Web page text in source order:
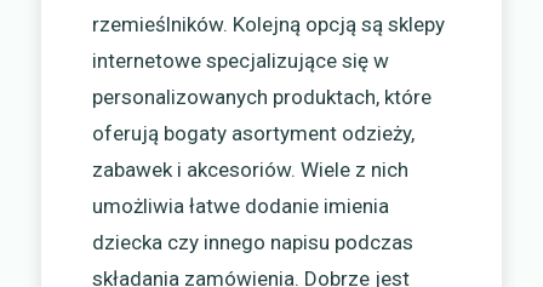
rzemieślników. Kolejną opcją są sklepy
internetowe specjalizujące się w
personalizowanych produktach, które
oferują bogaty asortyment odzieży,
zabawek i akcesoriów. Wiele z nich
umożliwia łatwe dodanie imienia
dziecka czy innego napisu podczas
składania zamówienia. Dobrze jest